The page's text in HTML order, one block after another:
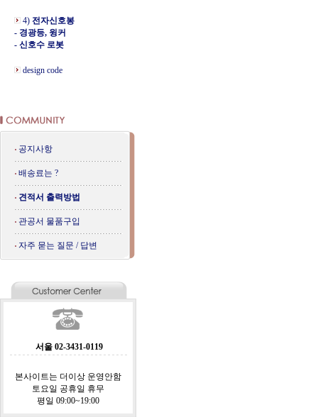
4) 전자신호봉
- 경광등, 윙커
- 신호수 로봇
design code
공지사항
배송료는 ?
견적서 출력방법
관공서 물품구입
자주 묻는 질문 / 답변
서울 02-3431-0119
본사이트는 더이상 운영안함
토요일 공휴일 휴무
평일 09:00~19:00